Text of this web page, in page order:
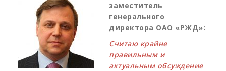
заместитель
генерального
директора ОАО «РЖД»:
Считаю крайне
правильным и
актуальным обсуждение